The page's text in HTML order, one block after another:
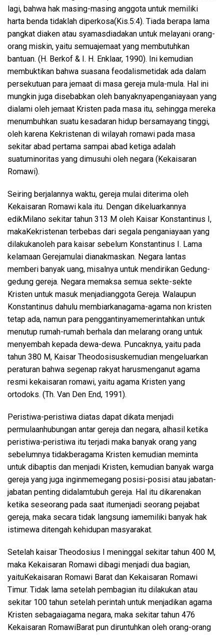
lagi, bahwa hak masing-masing anggota untuk memiliki
harta benda tidaklah diperkosa(Kis.5:4). Tiada berapa lama
pangkat diaken atau syamasdiadakan untuk melayani orang-
orang miskin, yaitu semuajemaat yang membutuhkan
bantuan. (H. Berkof & I. H. Enklaar, 1990). Ini kemudian
membuktikan bahwa suasana feodalismetidak ada dalam
persekutuan para jemaat di masa gereja mula-mula. Hal ini
mungkin juga disebabkan oleh banyaknyapenganiayaan yang
dialami oleh jemaat Kristen pada masa itu, sehingga mereka
menumbuhkan suatu kesadaran hidup bersamayang tinggi,
oleh karena Kekristenan di wilayah romawi pada masa
sekitar abad pertama sampai abad ketiga adalah
suatuminoritas yang dimusuhi oleh negara (Kekaisaran
Romawi).
Seiring berjalannya waktu, gereja mulai diterima oleh
Kekaisaran Romawi kala itu. Dengan dikeluarkannya
edikMilano sekitar tahun 313 M oleh Kaisar Konstantinus I,
makaKekristenan terbebas dari segala penganiayaan yang
dilakukanoleh para kaisar sebelum Konstantinus I. Lama
kelamaan Gerejamulai dianakmaskan. Negara lantas
memberi banyak uang, misalnya untuk mendirikan Gedung-
gedung gereja. Negara memaksa semua sekte-sekte
Kristen untuk masuk menjadianggota Gereja. Walaupun
Konstantinus dahulu membiarkanagama-agama non kristen
tetap ada, namun para penggantinyamemerintahkan untuk
menutup rumah-rumah berhala dan melarang orang untuk
menyembah kepada dewa-dewa. Puncaknya, yaitu pada
tahun 380 M, Kaisar Theodosisuskemudian mengeluarkan
peraturan bahwa segenap rakyat harusmenganut agama
resmi kekaisaran romawi, yaitu agama Kristen yang
ortodoks. (Th. Van Den End, 1991).
Peristiwa-peristiwa diatas dapat dikata menjadi
permulaanhubungan antar gereja dan negara, alhasil ketika
peristiwa-peristiwa itu terjadi maka banyak orang yang
sebelumnya tidakberagama Kristen kemudian meminta
untuk dibaptis dan menjadi Kristen, kemudian banyak warga
gereja yang juga inginmemegang posisi-posisi atau jabatan-
jabatan penting didalamtubuh gereja. Hal itu dikarenakan
ketika seseorang pada saat itumenjadi seorang pejabat
gereja, maka secara tidak langsung iamemiliki banyak hak
istimewa ditengah kehidupan masyarakat.
Setelah kaisar Theodosius I meninggal sekitar tahun 400 M,
maka Kekaisaran Romawi dibagi menjadi dua bagian,
yaituKekaisaran Romawi Barat dan Kekaisaran Romawi
Timur. Tidak lama setelah pembagian itu dilakukan atau
sekitar 100 tahun setelah perintah untuk menjadikan agama
Kristen sebagaiagama negara, maka sekitar tahun 476
Kekaisaran RomawiBarat pun diruntuhkan oleh orang-orang